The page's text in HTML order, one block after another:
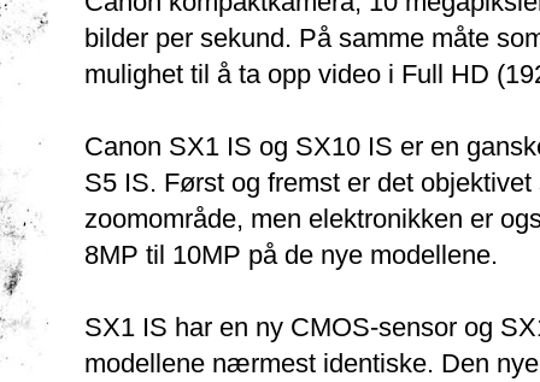
bilder per sekund. På samme måte
mulighet til å ta opp video i Full HD
Canon SX1 IS og SX10 IS er en
S5 IS. Først og fremst er det
zoomområde, men elektronikken er
8MP til 10MP på de nye modellene.
SX1 IS har en ny CMOS-sensor og
modellene nærmest identiske. Den